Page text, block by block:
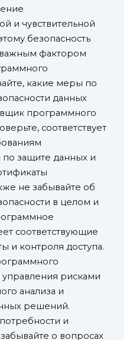
и чувствительной
безопасность
фактором
какие меры по
данных
программного
соответствует
по защите данных и
не забывайте об
в целом и
соответствующие
и контроля доступа.
рисками
анализа и
решений.
и
о вопросах